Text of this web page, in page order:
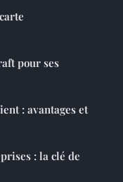
pour ses
: avantages et
: la clé de